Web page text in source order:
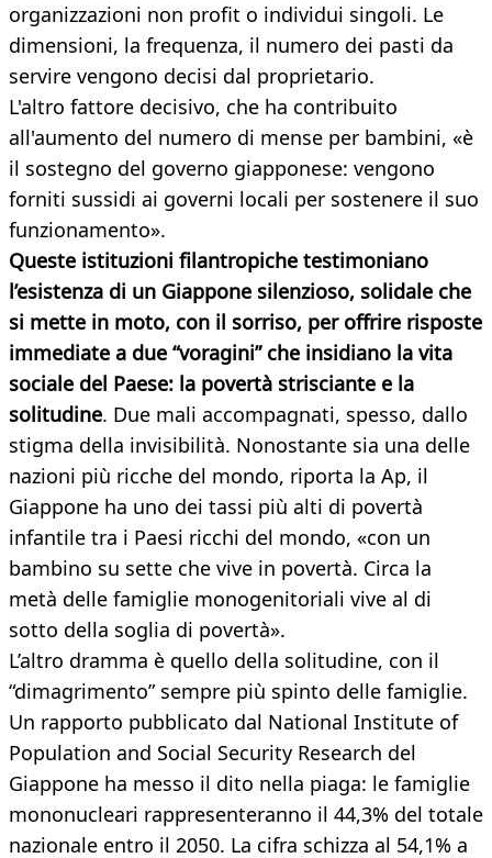
organizzazioni non profit o individui singoli. Le
dimensioni, la frequenza, il numero dei pasti da
servire vengono decisi dal proprietario.
L'altro fattore decisivo, che ha contribuito
all'aumento del numero di mense per bambini, «è
il sostegno del governo giapponese: vengono
forniti sussidi ai governi locali per sostenere il suo
funzionamento».
Queste istituzioni filantropiche testimoniano
l’esistenza di un Giappone silenzioso, solidale che
si mette in moto, con il sorriso, per offrire risposte
immediate a due “voragini” che insidiano la vita
sociale del Paese: la povertà strisciante e la
solitudine. Due mali accompagnati, spesso, dallo
stigma della invisibilità. Nonostante sia una delle
nazioni più ricche del mondo, riporta la Ap, il
Giappone ha uno dei tassi più alti di povertà
infantile tra i Paesi ricchi del mondo, «con un
bambino su sette che vive in povertà. Circa la
metà delle famiglie monogenitoriali vive al di
sotto della soglia di povertà».
L’altro dramma è quello della solitudine, con il
“dimagrimento” sempre più spinto delle famiglie.
Un rapporto pubblicato dal National Institute of
Population and Social Security Research del
Giappone ha messo il dito nella piaga: le famiglie
mononucleari rappresenteranno il 44,3% del totale
nazionale entro il 2050. La cifra schizza al 54,1% a